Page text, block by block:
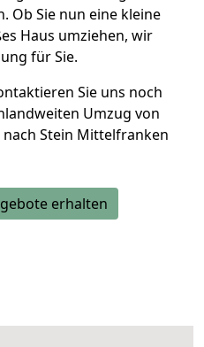
Ob Sie nun eine kleine
Haus umziehen, wir
für Sie.
Sie uns noch
Umzug von
Stein Mittelfranken
erhalten